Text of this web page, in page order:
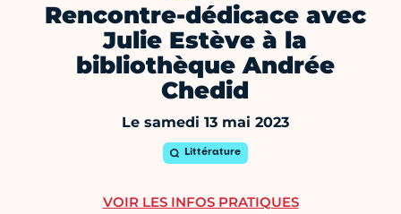
Rencontre-dédicace avec
Julie Estève à la
bibliothèque Andrée
Chedid
Le samedi 13 mai 2023
Littérature
VOIR LES INFOS PRATIQUES